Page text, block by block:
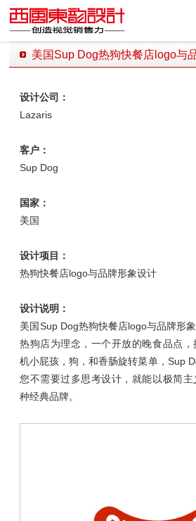
美国Sup Dog热狗快餐店logo与
设计公司：
Lazaris
客户：
Sup Dog
国家：
美国
设计项目：
热狗快餐店logo与品牌形象设计
设计说明：
美国Sup Dog热狗快餐店logo与品牌形
热狗店为理念，一个开放的晚食品点
机小屁孩，狗，和香肠旋转菜单，Sup
您不需要过多思考设计，就能以极简
种经典品牌。